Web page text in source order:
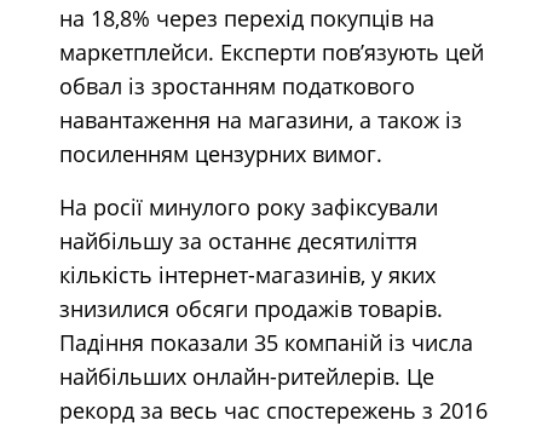
на 18,8% через перехід покупців на
маркетплейси. Експерти пов’язують цей
обвал із зростанням податкового
навантаження на магазини, а також із
посиленням цензурних вимог.
На росії минулого року зафіксували
найбільшу за останнє десятиліття
кількість інтернет-магазинів, у яких
знизилися обсяги продажів товарів.
Падіння показали 35 компаній із числа
найбільших онлайн-ритейлерів. Це
рекорд за весь час спостережень з 2016